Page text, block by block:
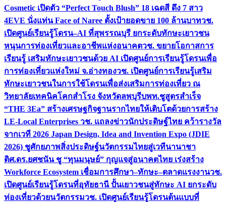
Cosmetic เปิดตัว “Perfect Touch Blush” 18 เฉดสี ดึง 7 สาว
4EVE นั่งแท่น Face of Naree ตั้งเป้ายอดขาย 100 ล้านบาทวช.
เปิดศูนย์เรียนรู้โดรน–AI ที่สุพรรณบุรี ยกระดับทักษะเยาวชน
หนุนการท่องเที่ยวและอาชีพแห่งอนาคตวช. ขยายโอกาสการ
เรียนรู้ เสริมทักษะเยาวชนด้วย AI เปิดศูนย์การเรียนรู้โดรนเพื่อ
การท่องเที่ยวแห่งใหม่ จ.อ่างทองวช. เปิดศูนย์การเรียนรู้เสริม
ทักษะเยาวชนในการใช้โดรนเพื่อส่งเสริมการท่องเที่ยว ณ
วิทยาลัยเทคนิคโคกสำโรง จังหวัดลพบุรีบพท.ชูสูตรสำเร็จ
“THE 3Ea” สร้างเศรษฐกิจฐานรากไทยให้เติบโตด้วยการสร้าง
LE-Local Enterprises วช. แถลงข่าวนักประดิษฐ์ไทย คว้ารางวัล
จากเวที 2026 Japan Design, Idea and Invention Expo (JDIE
2026) ชูศักยภาพสิ่งประดิษฐ์นวัตกรรมไทยสู่เวทีนานาชา
ติศ.ดร.ยศชนัน ชู “ทุนมนุษย์” กุญแจสู่อนาคตไทย เร่งสร้าง
Workforce Ecosystem เชื่อมการศึกษา–ทักษะ–ตลาดแรงงานวช.
เปิดศูนย์เรียนรู้โดรนที่อุทัยธานี ปั้นเยาวชนสู่ทักษะ AI ยกระดับ
ท่องเที่ยวด้วยนวัตกรรมวช. เปิดศูนย์เรียนรู้โดรนต้นแบบที่